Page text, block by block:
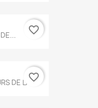
favorite_border
DE LA...
favorite_border